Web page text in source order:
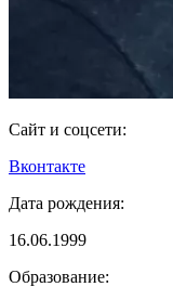
Сайт и соцсети:
Вконтакте
Дата рождения:
16.06.1999
Образование: